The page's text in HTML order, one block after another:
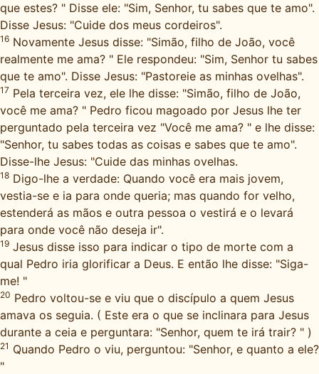
que estes? " Disse ele: "Sim, Senhor, tu sabes que te amo".
Disse Jesus: "Cuide dos meus cordeiros".
16 Novamente Jesus disse: "Simão, filho de João, você
realmente me ama? " Ele respondeu: "Sim, Senhor tu sabes
que te amo". Disse Jesus: "Pastoreie as minhas ovelhas".
17 Pela terceira vez, ele lhe disse: "Simão, filho de João,
você me ama? " Pedro ficou magoado por Jesus lhe ter
perguntado pela terceira vez "Você me ama? " e lhe disse:
"Senhor, tu sabes todas as coisas e sabes que te amo".
Disse-lhe Jesus: "Cuide das minhas ovelhas.
18 Digo-lhe a verdade: Quando você era mais jovem,
vestia-se e ia para onde queria; mas quando for velho,
estenderá as mãos e outra pessoa o vestirá e o levará
para onde você não deseja ir".
19 Jesus disse isso para indicar o tipo de morte com a
qual Pedro iria glorificar a Deus. E então lhe disse: "Siga-
me! "
20 Pedro voltou-se e viu que o discípulo a quem Jesus
amava os seguia. ( Este era o que se inclinara para Jesus
durante a ceia e perguntara: "Senhor, quem te irá trair? " )
21 Quando Pedro o viu, perguntou: "Senhor, e quanto a ele?
"